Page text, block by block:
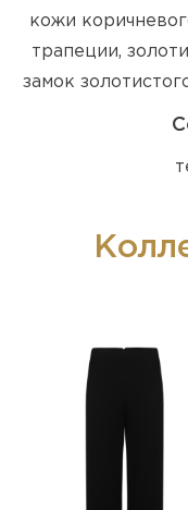
кожи
трапеции,
замок